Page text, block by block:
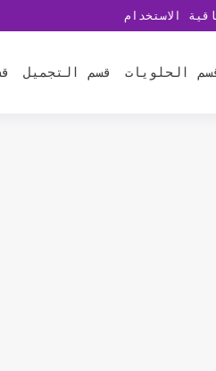
الاستخدام
الحلويات قسم التجميل